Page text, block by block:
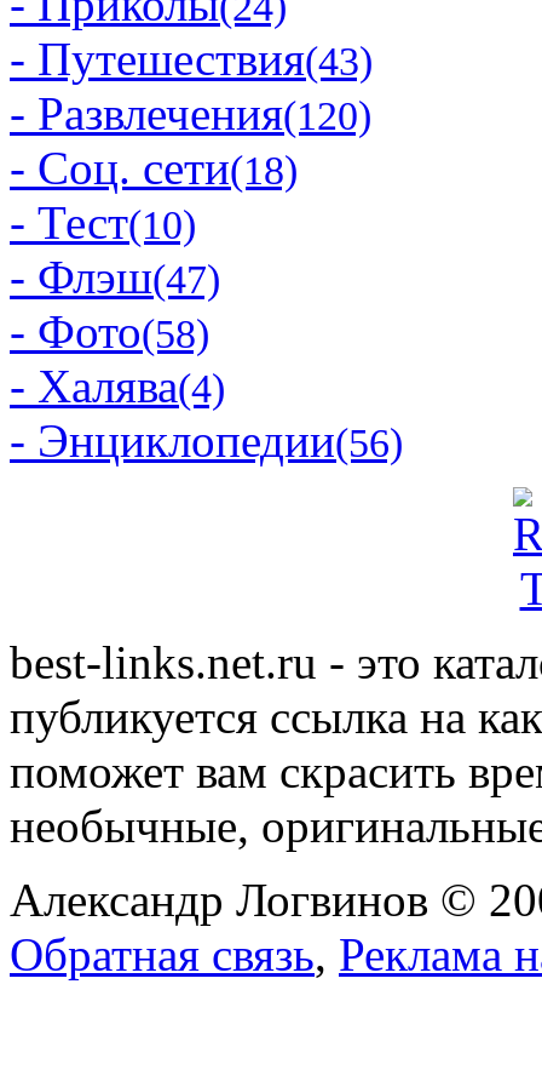
- Путешествия(43)
- Развлечения(120)
- Соц. сети(18)
- Тест(10)
- Флэш(47)
- Фото(58)
- Халява(4)
- Энциклопедии(56)
best-links.net.ru - это
публикуется ссылка на
поможет вам скрасить
необычные,
Александр Логвинов ©
Обратная связь, Реклама